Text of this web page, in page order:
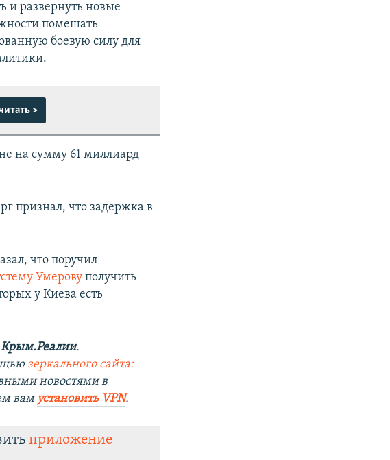
и развернуть новые
помешать
боевую силу для
>
на сумму 61 миллиард
признал, что задержка в
что поручил
Умерову получить
у Киева есть
Крым.Реалии.
зеркального сайта:
новостями в
вам установить VPN.
приложение